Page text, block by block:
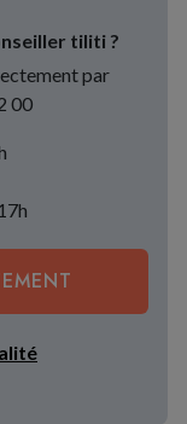
tiliti ?
par
00